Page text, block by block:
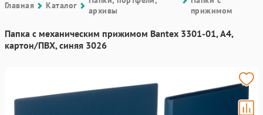
Главная Каталог
архивы
прижимом
Папка с механическим прижимом Bantex 3301-01, А4,
картон/ПВХ, синяя 3026